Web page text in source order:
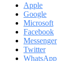
Apple
Google
Microsoft
Facebook
Messenger
Twitter
WhatsApp